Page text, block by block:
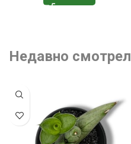
Недавно